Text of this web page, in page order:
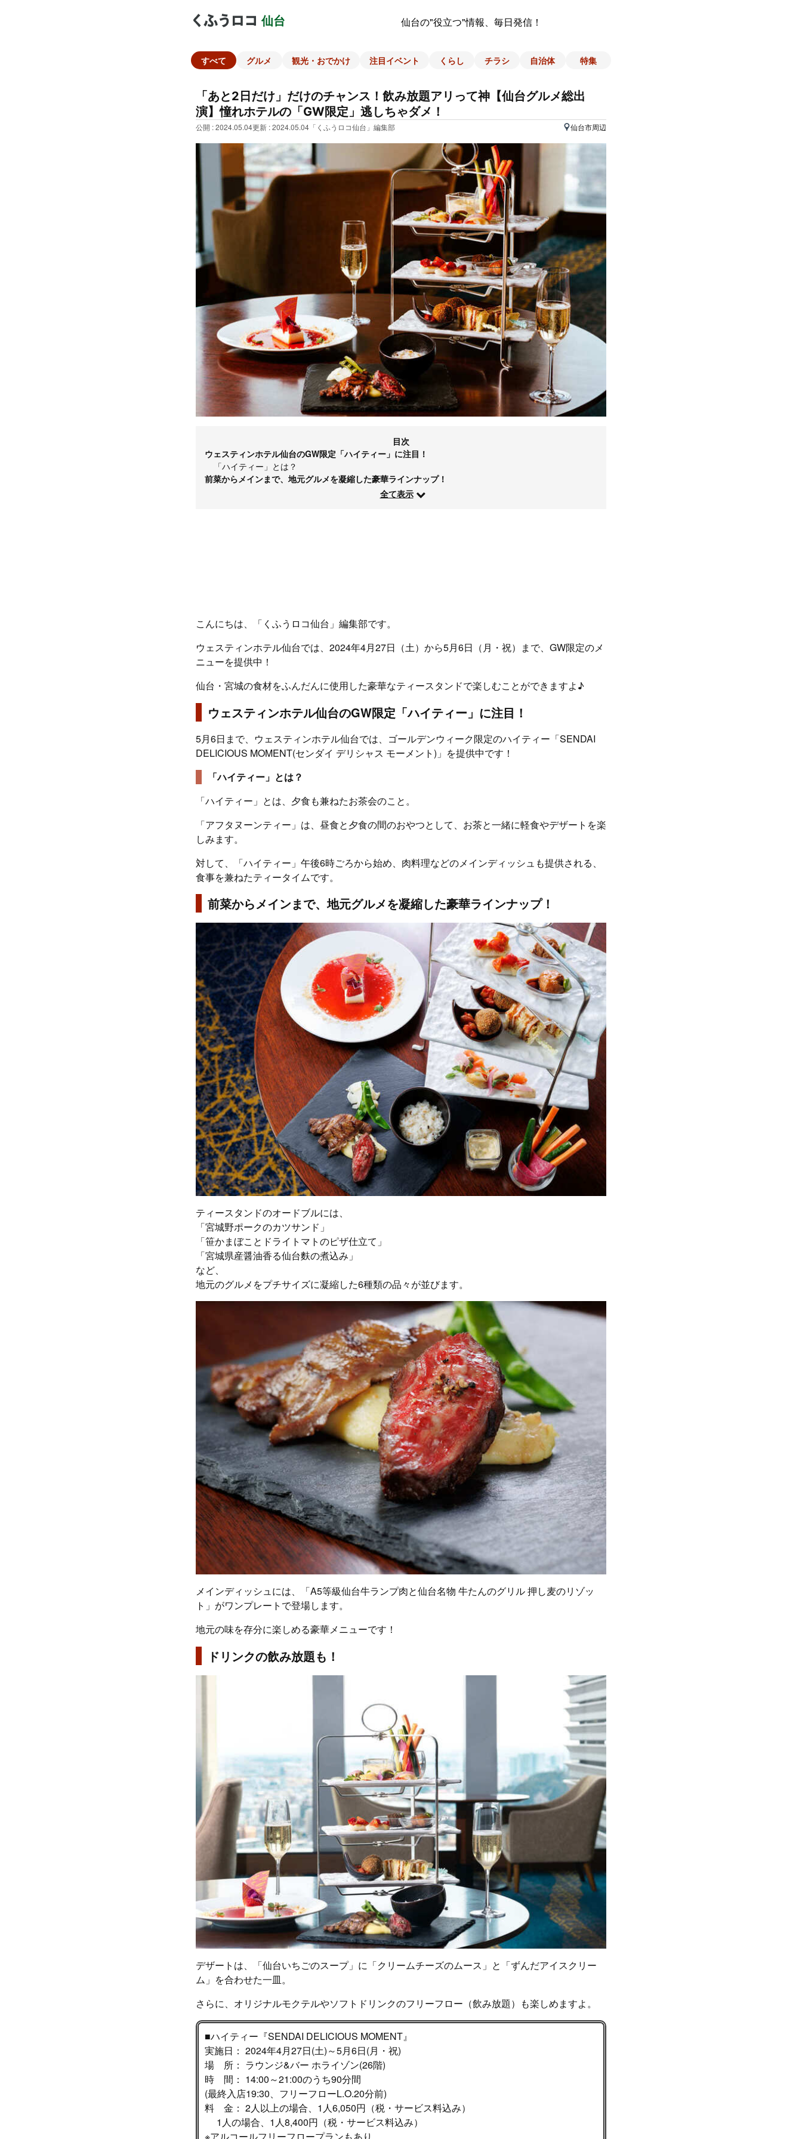
仙台 仙台の"役立つ"情報、毎日発信！
すべて グルメ 観光・おでかけ 注目イベント くらし チラシ 自治体 特集
「あと2日だけ」だけのチャンス！飲み放題アリって神【仙台グルメ総出
演】憧れホテルの「GW限定」逃しちゃダメ！
公開 : 2024.05.04更新 : 2024.05.04 「くふうロコ仙台」編集部 仙台市周辺
目次
ウェスティンホテル仙台のGW限定「ハイティー」に注目！
「ハイティー」とは？
前菜からメインまで、地元グルメを凝縮した豪華ラインナップ！
全て表示
こんにちは、「くふうロコ仙台」編集部です。
ウェスティンホテル仙台では、2024年4月27日（土）から5月6日（月・祝）まで、GW限定のメ
ニューを提供中！
仙台・宮城の食材をふんだんに使用した豪華なティースタンドで楽しむことができますよ♪
ウェスティンホテル仙台のGW限定「ハイティー」に注目！
5月6日まで、ウェスティンホテル仙台では、ゴールデンウィーク限定のハイティー「SENDAI
DELICIOUS MOMENT(センダイ デリシャス モーメント)」を提供中です！
「ハイティー」とは？
「ハイティー」とは、夕食も兼ねたお茶会のこと。
「アフタヌーンティー」は、昼食と夕食の間のおやつとして、お茶と一緒に軽食やデザートを楽
しみます。
対して、「ハイティー」午後6時ごろから始め、肉料理などのメインディッシュも提供される、
食事を兼ねたティータイムです。
前菜からメインまで、地元グルメを凝縮した豪華ラインナップ！
ティースタンドのオードブルには、
「宮城野ポークのカツサンド」
「笹かまぼことドライトマトのピザ仕立て」
「宮城県産醤油香る仙台麩の煮込み」
など、
地元のグルメをプチサイズに凝縮した6種類の品々が並びます。
メインディッシュには、「A5等級仙台牛ランプ肉と仙台名物 牛たんのグリル 押し麦のリゾッ
ト」がワンプレートで登場します。
地元の味を存分に楽しめる豪華メニューです！
ドリンクの飲み放題も！
デザートは、「仙台いちごのスープ」に「クリームチーズのムース」と「ずんだアイスクリー
ム」を合わせた一皿。
さらに、オリジナルモクテルやソフトドリンクのフリーフロー（飲み放題）も楽しめますよ。
■ハイティー『SENDAI DELICIOUS MOMENT』
実施日： 2024年4月27日(土)～5月6日(月・祝)
場 所： ラウンジ&バー ホライゾン(26階)
時 間： 14:00～21:00のうち90分間
(最終入店19:30、フリーフローL.O.20分前)
料 金： 2人以上の場合、1人6,050円（税・サービス料込み）
1人の場合、1人8,400円（税・サービス料込み）
※アルコールフリーフロープランもあり